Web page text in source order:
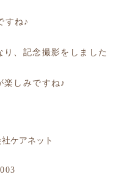
すね♪
、記念撮影をしました
楽しみですね♪